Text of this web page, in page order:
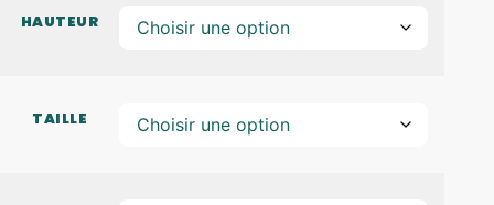
HAUTEUR
TAILLE